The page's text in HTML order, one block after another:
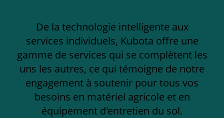
De la technologie intelligente aux
services individuels, Kubota offre une
gamme de services qui se complètent les
uns les autres, ce qui témoigne de notre
engagement à soutenir pour tous vos
besoins en matériel agricole et en
équipement d'entretien du sol.